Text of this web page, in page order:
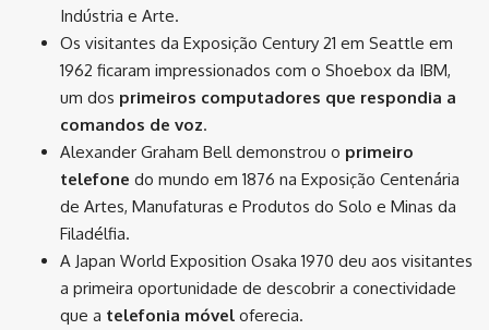
Indústria e Arte.
Os visitantes da Exposição Century 21 em Seattle em
1962 ficaram impressionados com o Shoebox da IBM,
um dos primeiros computadores que respondia a
comandos de voz.
Alexander Graham Bell demonstrou o primeiro
telefone do mundo em 1876 na Exposição Centenária
de Artes, Manufaturas e Produtos do Solo e Minas da
Filadélfia.
A Japan World Exposition Osaka 1970 deu aos visitantes
a primeira oportunidade de descobrir a conectividade
que a telefonia móvel oferecia.